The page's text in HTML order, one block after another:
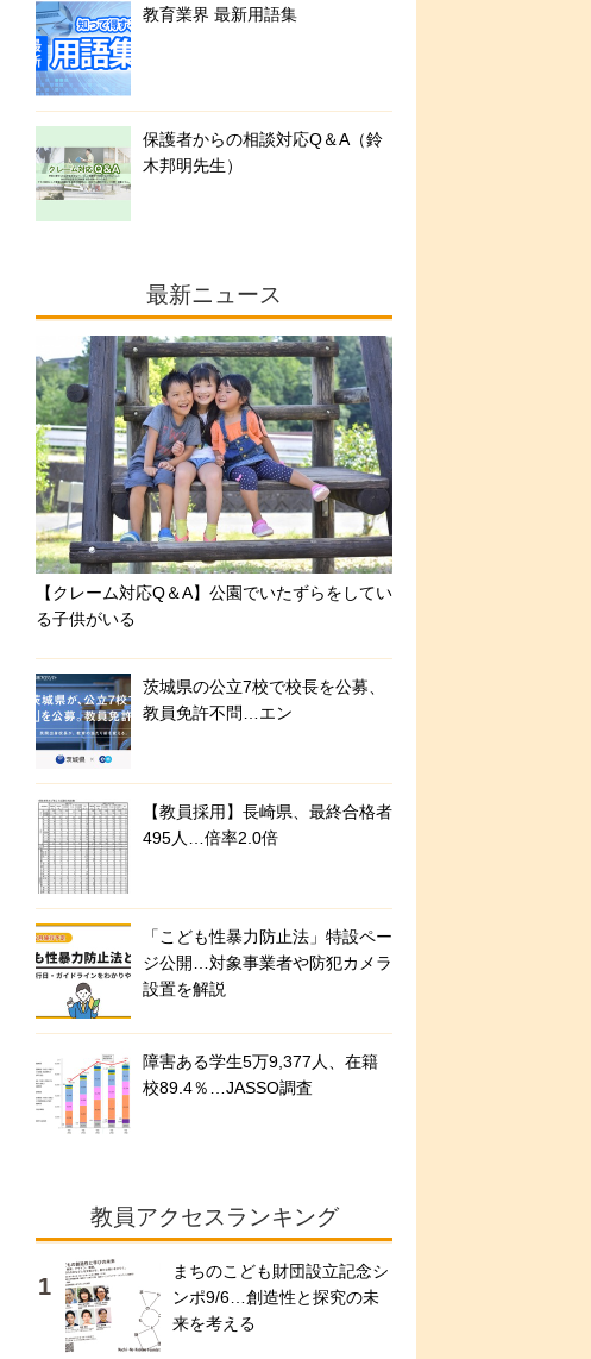
教育業界 最新用語集
保護者からの相談対応Q＆A（鈴
木邦明先生）
最新ニュース
【クレーム対応Q＆A】公園でいたずらをしてい
る子供がいる
茨城県の公立7校で校長を公募、
教員免許不問…エン
【教員採用】長崎県、最終合格者
495人…倍率2.0倍
「こども性暴力防止法」特設ペー
ジ公開…対象事業者や防犯カメラ
設置を解説
障害ある学生5万9,377人、在籍
校89.4％…JASSO調査
教員アクセスランキング
まちのこども財団設立記念シ
ンポ9/6…創造性と探究の未
来を考える